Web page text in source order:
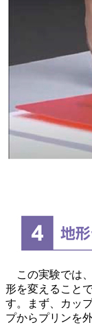
この実験では
形を変えること
す。まず、カッ
プからプリンを